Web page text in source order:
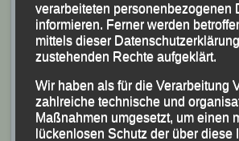
Zusätzlich gab es eine „Kinder-Spaß-
der sich Jung und Alt und sich vor
Eltern mit ihren Kindern in diversen
messen konnten.
verarbeiteten personenbezogenen
informieren. Ferner werden
mittels dieser
zustehenden Rechte aufgeklärt.
Wir haben als für die Verarbeitung
zahlreiche technische und
Maßnahmen umgesetzt, um einen
lückenlosen Schutz der über diese